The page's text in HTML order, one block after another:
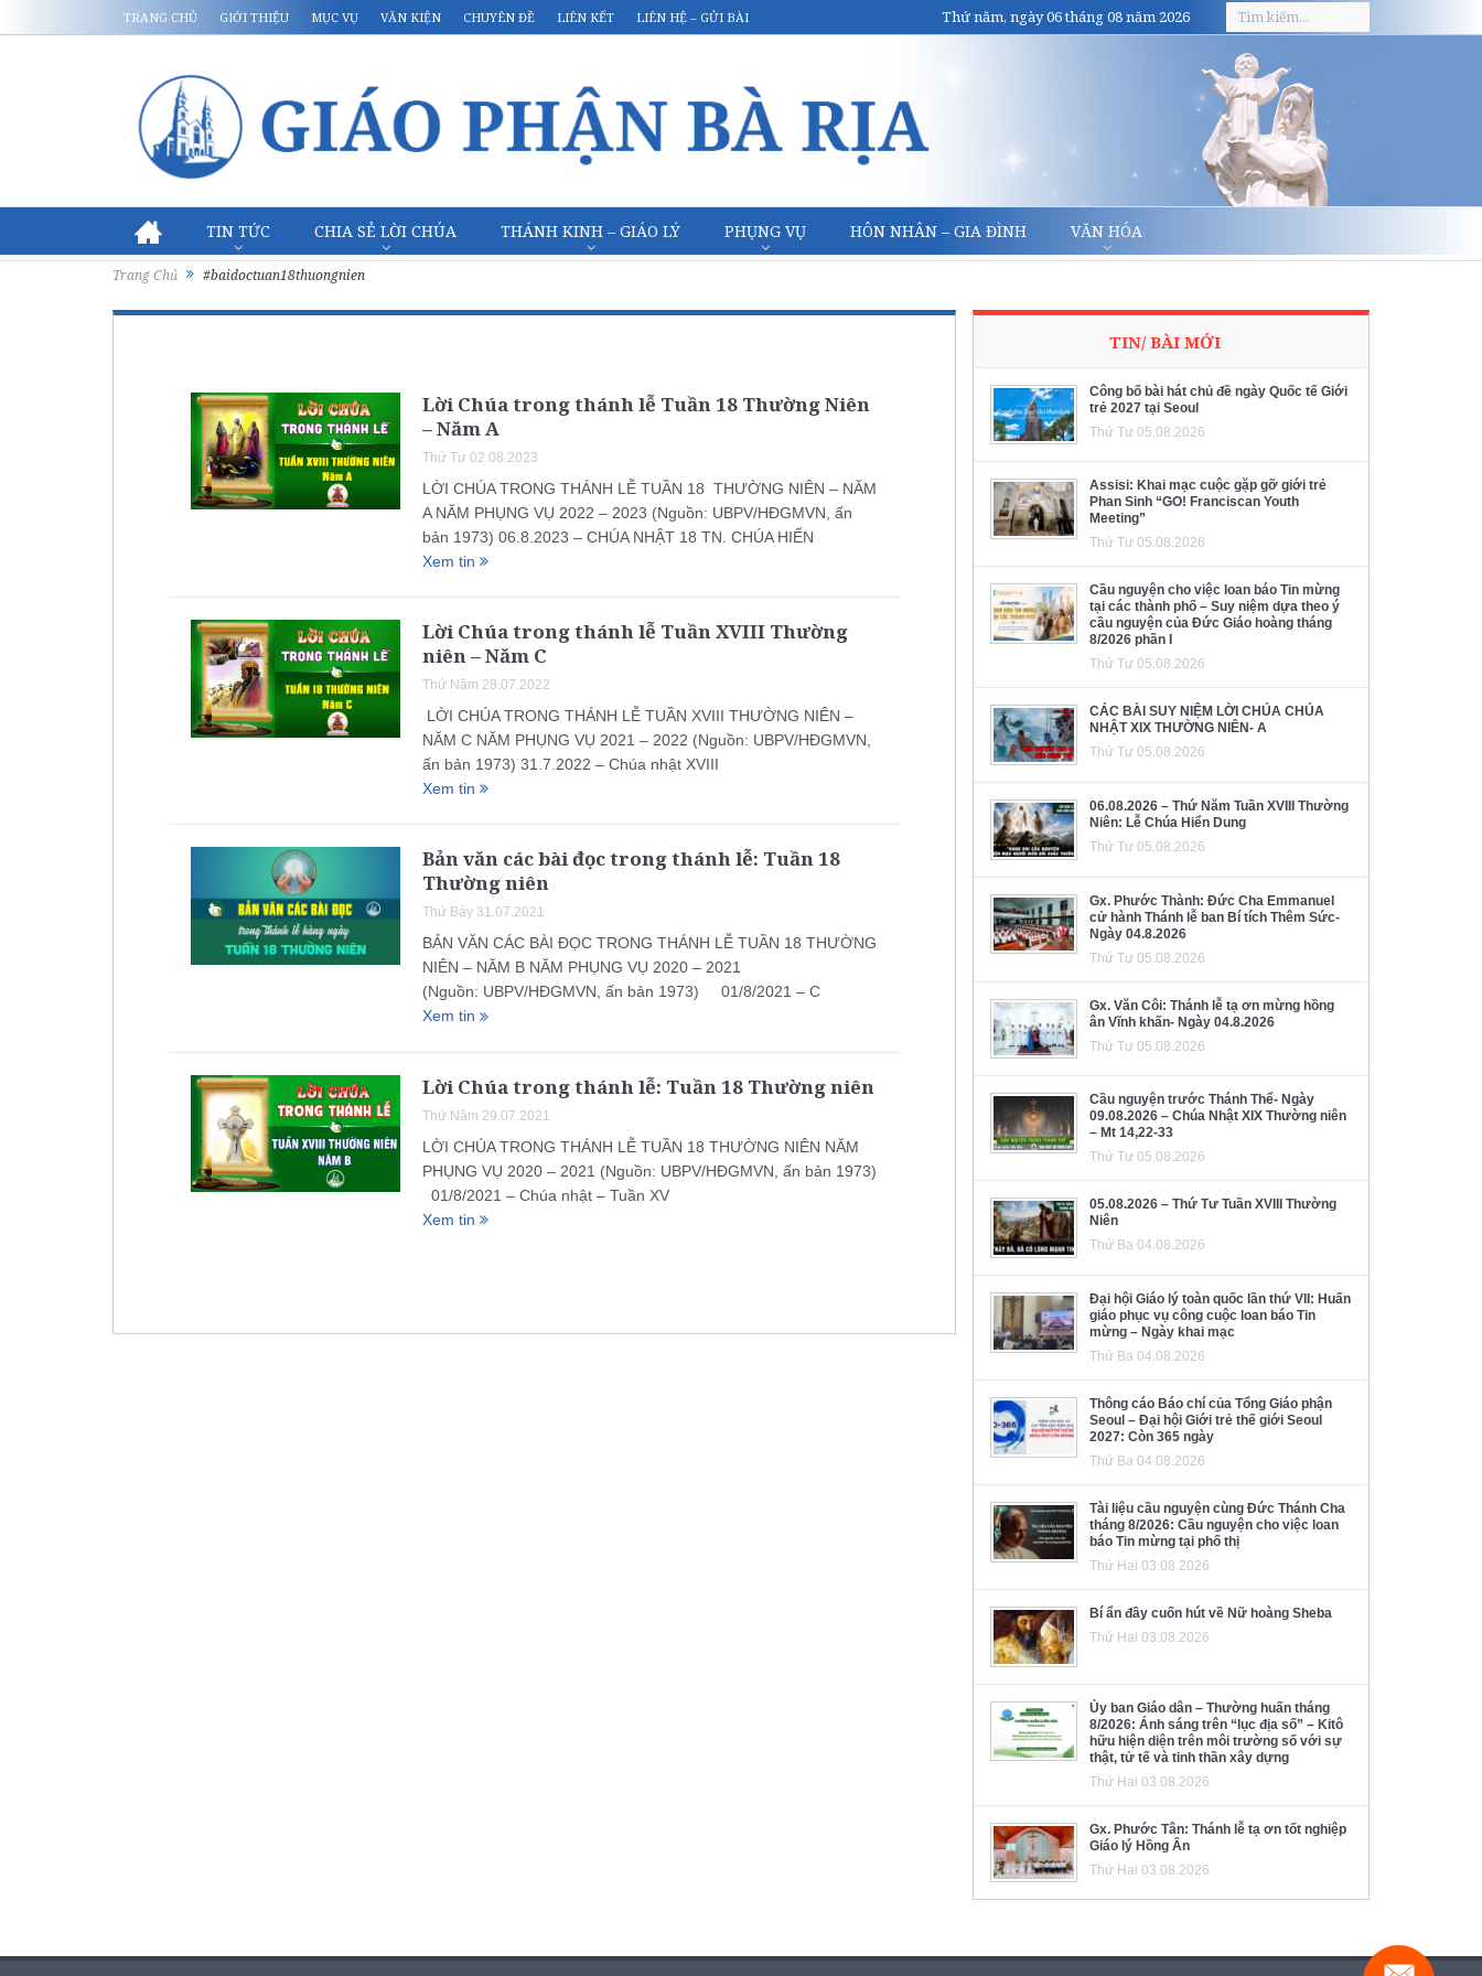
TRANG CHỦ GIỚI THIỆU MỤC VỤ VĂN KIỆN CHUYÊN ĐỀ LIÊN KẾT LIÊN HỆ – GỬI BÀI Thứ năm, ngày 06 tháng 08 năm 2026
TIN TỨC CHIA SẺ LỜI CHÚA THÁNH KINH – GIÁO LÝ PHỤNG VỤ HÔN NHÂN – GIA ĐÌNH VĂN HÓA
Trang Chủ #baidoctuan18thuongnien
Lời Chúa trong thánh lễ Tuần 18 Thường Niên
– Năm A
Thứ Tư 02.08.2023
LỜI CHÚA TRONG THÁNH LỄ TUẦN 18 THƯỜNG NIÊN – NĂM
A NĂM PHỤNG VỤ 2022 – 2023 (Nguồn: UBPV/HĐGMVN, ấn
bản 1973) 06.8.2023 – CHÚA NHẬT 18 TN. CHÚA HIỂN
Xem tin
Lời Chúa trong thánh lễ Tuần XVIII Thường
niên – Năm C
Thứ Năm 28.07.2022
LỜI CHÚA TRONG THÁNH LỄ TUẦN XVIII THƯỜNG NIÊN –
NĂM C NĂM PHỤNG VỤ 2021 – 2022 (Nguồn: UBPV/HĐGMVN,
ấn bản 1973) 31.7.2022 – Chúa nhật XVIII
Xem tin
Bản văn các bài đọc trong thánh lễ: Tuần 18
Thường niên
Thứ Bảy 31.07.2021
BẢN VĂN CÁC BÀI ĐỌC TRONG THÁNH LỄ TUẦN 18 THƯỜNG
NIÊN – NĂM B NĂM PHỤNG VỤ 2020 – 2021
(Nguồn: UBPV/HĐGMVN, ấn bản 1973) 01/8/2021 – C
Xem tin
Lời Chúa trong thánh lễ: Tuần 18 Thường niên
Thứ Năm 29.07.2021
LỜI CHÚA TRONG THÁNH LỄ TUẦN 18 THƯỜNG NIÊN NĂM
PHỤNG VỤ 2020 – 2021 (Nguồn: UBPV/HĐGMVN, ấn bản 1973)
01/8/2021 – Chúa nhật – Tuần XV
Xem tin
TIN/ BÀI MỚI
Công bố bài hát chủ đề ngày Quốc tế Giới
trẻ 2027 tại Seoul
Thứ Tư 05.08.2026
Assisi: Khai mạc cuộc gặp gỡ giới trẻ
Phan Sinh “GO! Franciscan Youth
Meeting”
Thứ Tư 05.08.2026
Cầu nguyện cho việc loan báo Tin mừng
tại các thành phố – Suy niệm dựa theo ý
cầu nguyện của Đức Giáo hoàng tháng
8/2026 phần I
Thứ Tư 05.08.2026
CÁC BÀI SUY NIỆM LỜI CHÚA CHÚA
NHẬT XIX THƯỜNG NIÊN- A
Thứ Tư 05.08.2026
06.08.2026 – Thứ Năm Tuần XVIII Thường
Niên: Lễ Chúa Hiển Dung
Thứ Tư 05.08.2026
Gx. Phước Thành: Đức Cha Emmanuel
cử hành Thánh lễ ban Bí tích Thêm Sức-
Ngày 04.8.2026
Thứ Tư 05.08.2026
Gx. Văn Côi: Thánh lễ tạ ơn mừng hồng
ân Vĩnh khấn- Ngày 04.8.2026
Thứ Tư 05.08.2026
Cầu nguyện trước Thánh Thể- Ngày
09.08.2026 – Chúa Nhật XIX Thường niên
– Mt 14,22-33
Thứ Tư 05.08.2026
05.08.2026 – Thứ Tư Tuần XVIII Thường
Niên
Thứ Ba 04.08.2026
Đại hội Giáo lý toàn quốc lần thứ VII: Huấn
giáo phục vụ công cuộc loan báo Tin
mừng – Ngày khai mạc
Thứ Ba 04.08.2026
Thông cáo Báo chí của Tổng Giáo phận
Seoul – Đại hội Giới trẻ thế giới Seoul
2027: Còn 365 ngày
Thứ Ba 04.08.2026
Tài liệu cầu nguyện cùng Đức Thánh Cha
tháng 8/2026: Cầu nguyện cho việc loan
báo Tin mừng tại phố thị
Thứ Hai 03.08.2026
Bí ẩn đầy cuốn hút về Nữ hoàng Sheba
Thứ Hai 03.08.2026
Ủy ban Giáo dân – Thường huấn tháng
8/2026: Ánh sáng trên “lục địa số” – Kitô
hữu hiện diện trên môi trường số với sự
thật, tử tế và tinh thần xây dựng
Thứ Hai 03.08.2026
Gx. Phước Tân: Thánh lễ tạ ơn tốt nghiệp
Giáo lý Hồng Ân
Thứ Hai 03.08.2026